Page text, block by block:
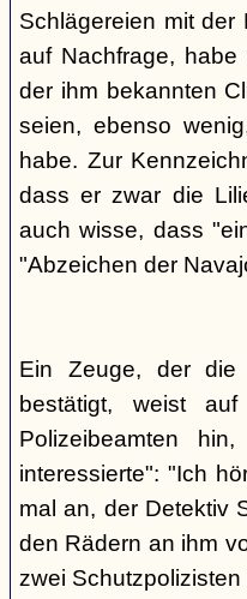
Schlägereien mit
auf Nachfrage,
der ihm bekannten
seien, ebenso
habe. Zur
dass er zwar die
auch wisse, dass
"Abzeichen der
Ein Zeuge, der die
bestätigt, weist
Polizeibeamten
interessierte": "Ich
mal an, der Detektiv
den Rädern an ihm
zwei